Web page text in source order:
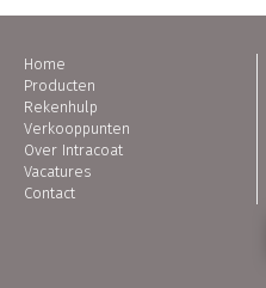
Home
Producten
Rekenhulp
Verkooppunten
Over Intracoat
Vacatures
Contact